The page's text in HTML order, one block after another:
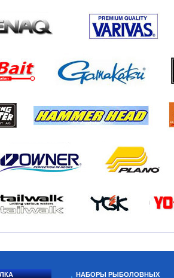
НАБОРЫ РЫБОЛОВНЫХ